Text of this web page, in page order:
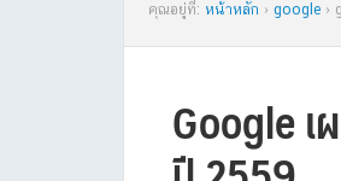
คุณอยู่ที่: หน้าหลัก › google ›
Google